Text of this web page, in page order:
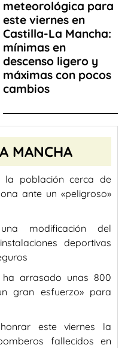
meteorológica para
este viernes en
Castilla-La Mancha:
mínimas en
descenso ligero y
máximas con pocos
cambios
MANCHA
la población cerca de
ante un «peligroso»
modificación del
deportivas
arrasado unas 800
gran esfuerzo» para
este viernes la
fallecidos en